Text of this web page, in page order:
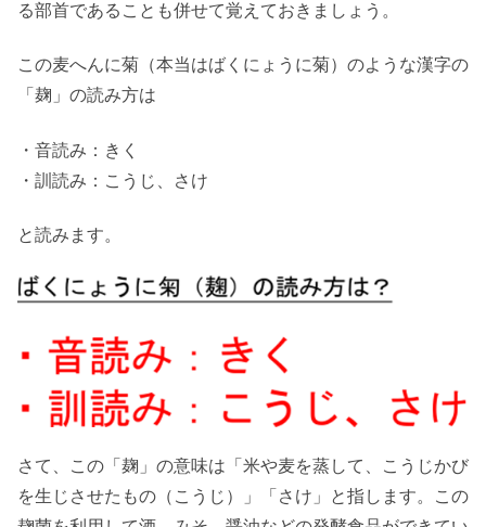
る部首であることも併せて覚えておきましょう。
この麦へんに菊（本当はばくにょうに菊）のような漢字の
「麹」の読み方は
・音読み：きく
・訓読み：こうじ、さけ
と読みます。
さて、この「麹」の意味は「米や麦を蒸して、こうじかび
を生じさせたもの（こうじ）」「さけ」と指します。この